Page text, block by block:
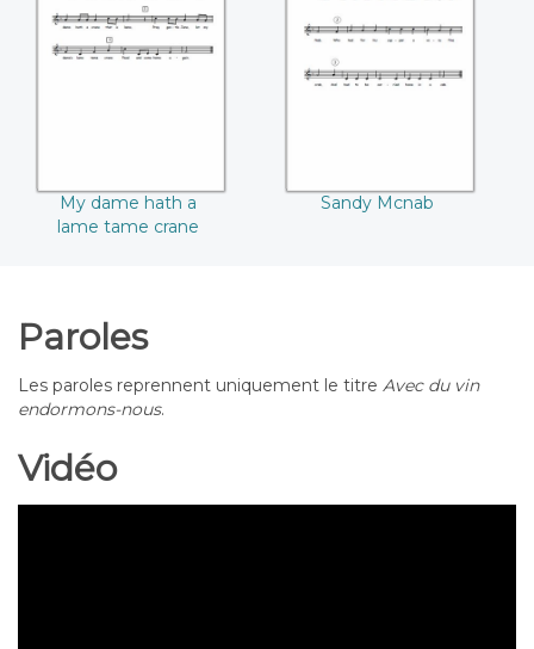
My dame hath a
lame tame crane
My dame hath a
lame tame crane
Sandy Mcnab
Sandy Mcnab
Paroles
Les paroles reprennent uniquement le titre Avec du vin
endormons-nous.
Vidéo